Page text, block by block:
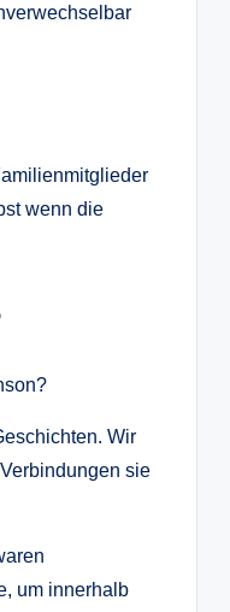
wenn die
Wir
sie
um innerhalb